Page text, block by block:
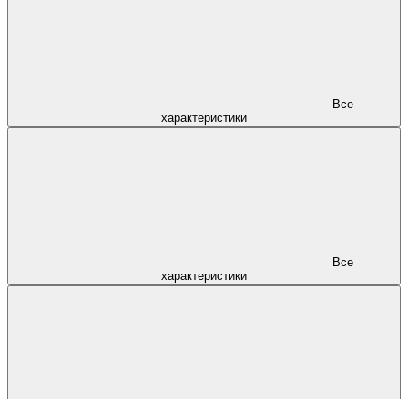
характеристики
характеристики